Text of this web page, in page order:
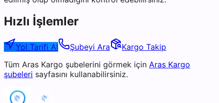
Hızlı İşlemler
Yol Tarifi Al Şubeyi Ara
Kargo Takip
Tüm Aras Kargo şubelerini görmek için Aras Kargo
şubeleri sayfasını kullanabilirsiniz.